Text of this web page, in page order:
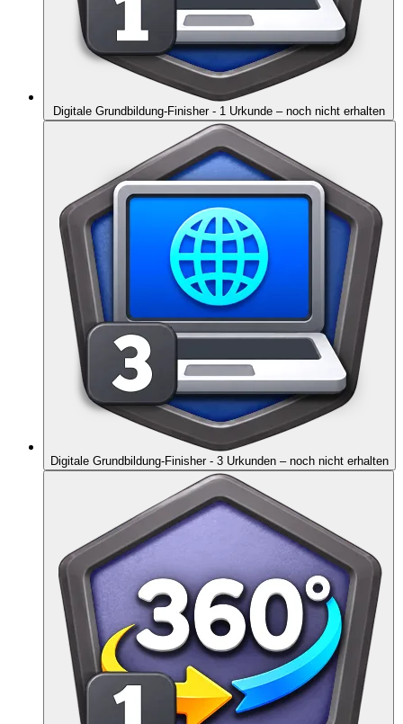
Digitale Grundbildung-Finisher - 1 Urkunde – noch nicht erhalten
Digitale Grundbildung-Finisher - 3 Urkunden – noch nicht erhalten